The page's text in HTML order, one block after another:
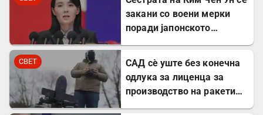
закани со воени мерки
поради јапонското
СВЕТ
САД сè уште без конечна
одлука за лиценца за
производство на ракети